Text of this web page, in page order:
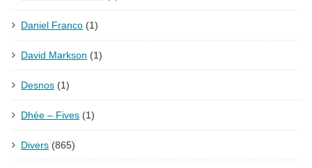
Daniel Franco (1)
David Markson (1)
Desnos (1)
Dhée – Fives (1)
Divers (865)